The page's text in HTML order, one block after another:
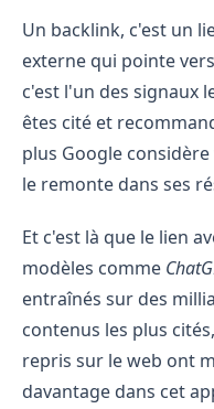
Un backlink, c'est un
externe qui pointe
c'est l'un des signaux
êtes cité et
plus Google
le remonte dans ses
Et c'est là que le lien
modèles comme
entraînés sur des
contenus les plus
repris sur le web ont
davantage dans cet